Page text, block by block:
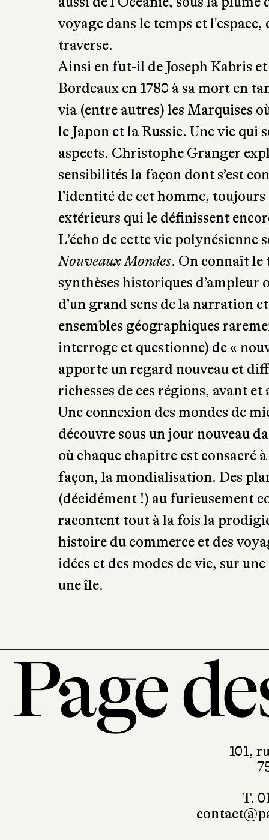
voyage dans le temps et
traverse.
Ainsi en fut-il de Joseph Kabris
Bordeaux en 1780 à sa mort en
via (entre autres) les Marquises
le Japon et la Russie. Une vie qui
aspects. Christophe Granger
sensibilités la façon dont s’est
l’identité de cet homme,
extérieurs qui le définissent
L’écho de cette vie polynésienne
Nouveaux Mondes. On connaît le
synthèses historiques d’ampleur
d’un grand sens de la narration
ensembles géographiques
interroge et questionne) de «
apporte un regard nouveau et
richesses de ces régions, avant
Une connexion des mondes de
découvre sous un jour nouveau
où chaque chapitre est consacré
façon, la mondialisation. Des
(décidément !) au furieusement
racontent tout à la fois la
histoire du commerce et des
idées et des modes de vie, sur
une île.
101,
T.